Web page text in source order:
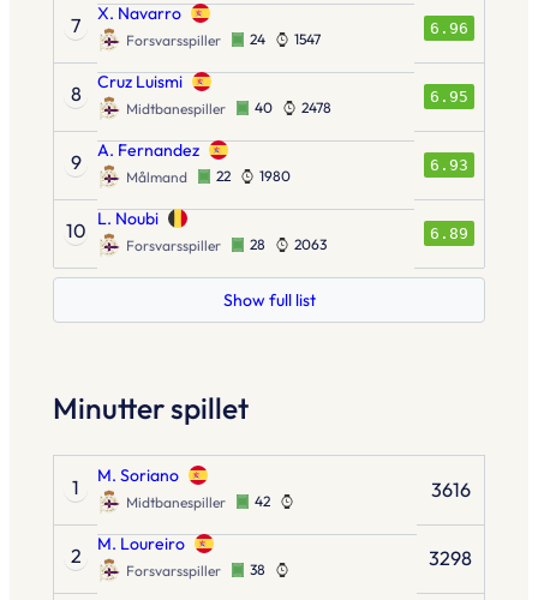
7 X. Navarro
Forsvarsspiller 24 1547
6.96
8 Cruz Luismi
Midtbanespiller 40 2478
6.95
9 A. Fernandez
Målmand 22 1980
6.93
10 L. Noubi
Forsvarsspiller 28 2063
6.89
Show full list
Minutter spillet
1 M. Soriano
Midtbanespiller 42 3616
2 M. Loureiro
Forsvarsspiller 38 3298